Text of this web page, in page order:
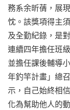
務系余昕蒨，展
忱。該獎項得主
及全勤紀錄，是
連續四年擔任班
並擔任課後輔導
年釣竿計畫」總
示，自己始終相
化為幫助他人的